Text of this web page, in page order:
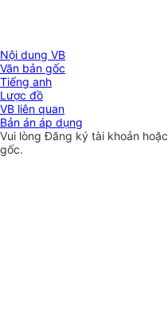
Nội dung VB
Văn bản gốc
Tiếng anh
Lược đồ
VB liên quan
Bản án áp dụng
Vui lòngĐăng ký tài khoản hoặc
gốc.